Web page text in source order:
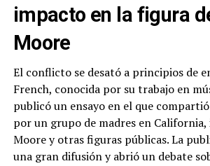
impacto en la figura
Moore
El conflicto se desató a principios de
French, conocida por su trabajo en
publicó un ensayo en el que
por un grupo de madres en
Moore y otras figuras públicas. La
una gran difusión y abrió un debate